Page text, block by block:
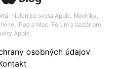
nielen zo sveta Apple. Novinky,
iPad a Mac. Fórum a bazár pre
Apple.
osobných údajov